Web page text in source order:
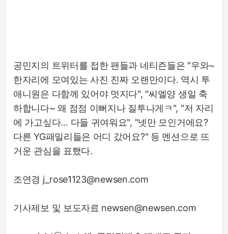
공민지의 트위터를 접한 팬들과 네티즌들은 "우와~
한자리에 모여있는 사진 진짜 오랜만이다. 역시 투
애니원은 다함께 있어야 멋지다", "씨엘양 생일 축
하합니다~ 왜 점점 이뻐지나 질투나게ㅋ", "저 자리
에 가고싶다… 다들 귀여워요", "넷만 모인거에요?
다른 YG패밀리들은 어디 갔어요?" 등 멘션으로 뜨
거운 관심을 표했다.
조연경 j_rose1123@newsen.com
기사제보 및 보도자료 newsen@newsen.com